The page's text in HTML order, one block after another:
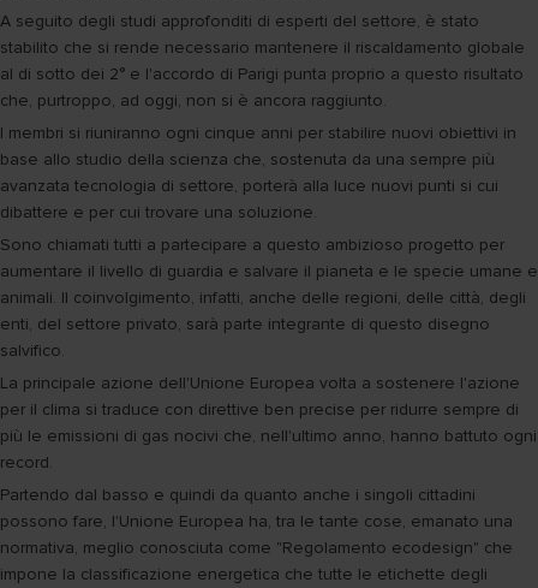
A seguito degli studi approfonditi di esperti del settore, è stato
stabilito che si rende necessario mantenere il riscaldamento globale
al di sotto dei 2° e l'accordo di Parigi punta proprio a questo risultato
che, purtroppo, ad oggi, non si è ancora raggiunto.
I membri si riuniranno ogni cinque anni per stabilire nuovi obiettivi in
base allo studio della scienza che, sostenuta da una sempre più
avanzata tecnologia di settore, porterà alla luce nuovi punti si cui
dibattere e per cui trovare una soluzione.
Sono chiamati tutti a partecipare a questo ambizioso progetto per
aumentare il livello di guardia e salvare il pianeta e le specie umane e
animali. Il coinvolgimento, infatti, anche delle regioni, delle città, degli
enti, del settore privato, sarà parte integrante di questo disegno
salvifico.
La principale azione dell'Unione Europea volta a sostenere l'azione
per il clima si traduce con direttive ben precise per ridurre sempre di
più le emissioni di gas nocivi che, nell'ultimo anno, hanno battuto ogni
record.
Partendo dal basso e quindi da quanto anche i singoli cittadini
possono fare, l'Unione Europea ha, tra le tante cose, emanato una
normativa, meglio conosciuta come "Regolamento ecodesign" che
impone la classificazione energetica che tutte le etichette degli